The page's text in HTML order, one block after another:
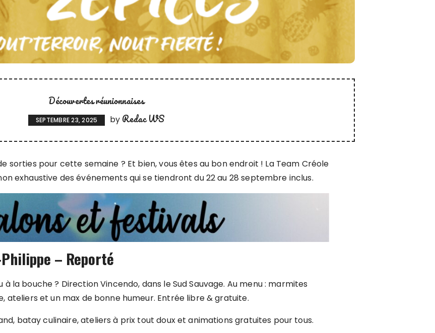
Découvertes réunionnaises
SEPTEMBRE 23, 2025 by Redac WS
sorties pour cette semaine ? Et bien, vous êtes au bon endroit ! La Team Créole
exhaustive des événements qui se tiendront du 22 au 28 septembre inclus.
– Reporté
à la bouche ? Direction Vincendo, dans le Sud Sauvage. Au menu : marmites
ateliers et un max de bonne humeur. Entrée libre & gratuite.
batay culinaire, ateliers à prix tout doux et animations gratuites pour tous.